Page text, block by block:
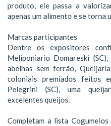
produto, ele passa a
apenas um alimento e se torna
Marcas participantes
Dentre os expositores
Meliponiario Domareski
abelhas sem ferrão,
coloniais premiados feitos
Pelegrini (SC), uma
excelentes queijos.
Completam a lista